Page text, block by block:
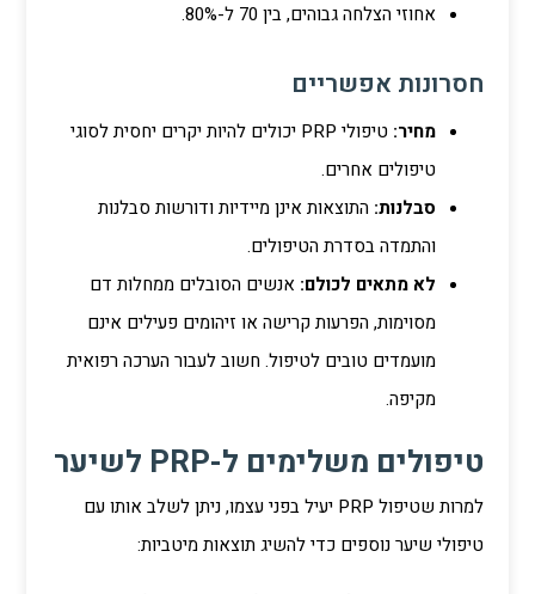
אחוזי הצלחה גבוהים, בין 70 ל-80%.
חסרונות אפשריים
מחיר:
טיפולי PRP יכולים להיות יקרים יחסית לסוגי
טיפולים אחרים.
סבלנות: התוצאות אינן מיידיות ודורשות סבלנות
והתמדה בסדרת הטיפולים.
לא מתאים לכולם: אנשים הסובלים ממחלות דם
מסוימות, הפרעות קרישה או זיהומים פעילים אינם
מועמדים טובים לטיפול. חשוב לעבור הערכה רפואית
מקיפה.
טיפולים משלימים ל-PRP לשיער
למרות שטיפול PRP יעיל בפני עצמו, ניתן לשלב אותו עם
טיפולי שיער נוספים כדי להשיג תוצאות מיטביות: